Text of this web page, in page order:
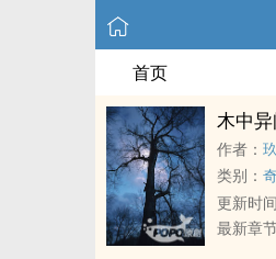
首页
木中
作者：
类别：
更新时
最新章